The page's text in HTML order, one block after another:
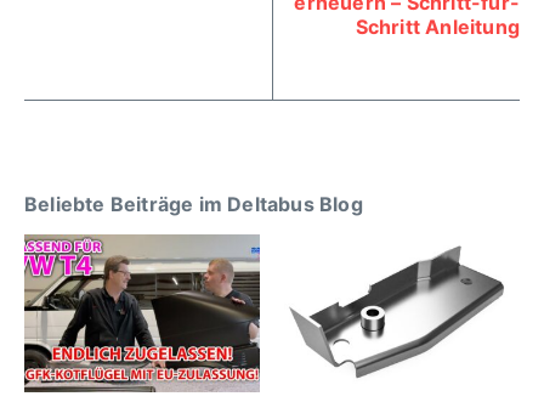
Schritt Anleitung
Beliebte Beiträge im Deltabus Blog